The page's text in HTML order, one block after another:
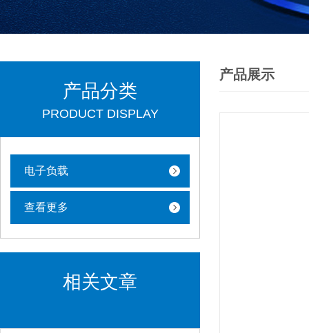
产品分类
PRODUCT DISPLAY
电子负载
查看更多
相关文章
产品展示